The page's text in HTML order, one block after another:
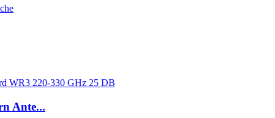
Ante...